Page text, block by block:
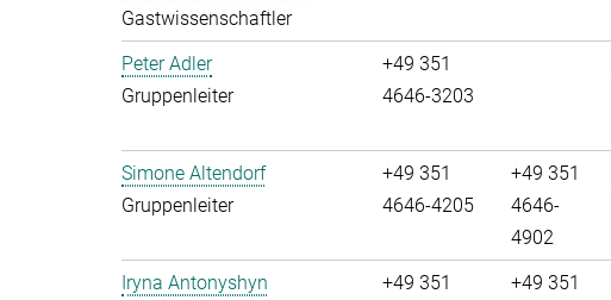
Gastwissenschaftler
Peter Adler
Gruppenleiter
+49 351
4646-3203
Simone Altendorf
Gruppenleiter
+49 351
4646-4205
+49 351
4646-
4902
Iryna Antonyshyn
+49 351
+49 351